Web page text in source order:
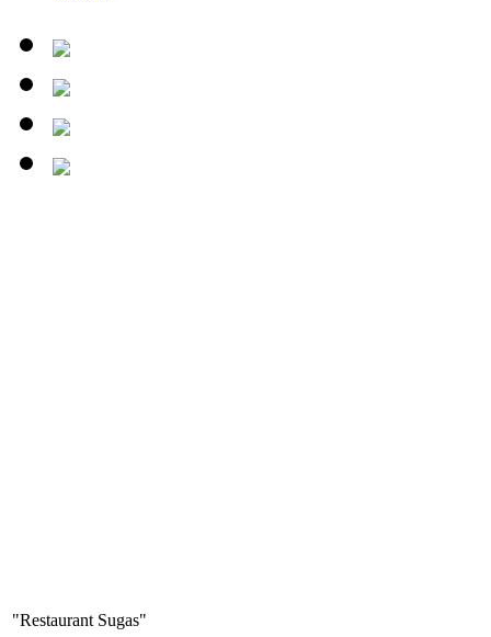
"Restaurant Sugas"